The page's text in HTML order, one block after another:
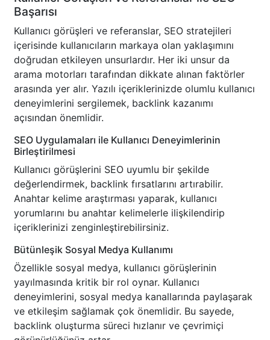
Başarısı
Kullanıcı görüşleri ve referanslar, SEO stratejileri
içerisinde kullanıcıların markaya olan yaklaşımını
doğrudan etkileyen unsurlardır. Her iki unsur da
arama motorları tarafından dikkate alınan faktörler
arasında yer alır. Yazılı içeriklerinizde olumlu kullanıcı
deneyimlerini sergilemek, backlink kazanımı
açısından önemlidir.
SEO Uygulamaları ile Kullanıcı Deneyimlerinin
Birleştirilmesi
Kullanıcı görüşlerini SEO uyumlu bir şekilde
değerlendirmek, backlink fırsatlarını artırabilir.
Anahtar kelime araştırması yaparak, kullanıcı
yorumlarını bu anahtar kelimelerle ilişkilendirip
içeriklerinizi zenginleştirebilirsiniz.
Bütünleşik Sosyal Medya Kullanımı
Özellikle sosyal medya, kullanıcı görüşlerinin
yayılmasında kritik bir rol oynar. Kullanıcı
deneyimlerini, sosyal medya kanallarında paylaşarak
ve etkileşim sağlamak çok önemlidir. Bu sayede,
backlink oluşturma süreci hızlanır ve çevrimiçi